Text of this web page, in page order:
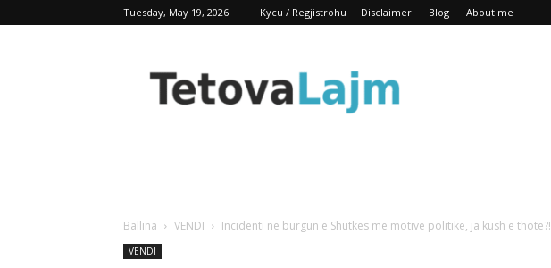
Tuesday, May 19, 2026 Kycu / Regjistrohu Disclaimer Blog About me
Ballina VENDI Incidenti në burgun e Shutkës me motive politike, ja kush e thotë?!
VENDI